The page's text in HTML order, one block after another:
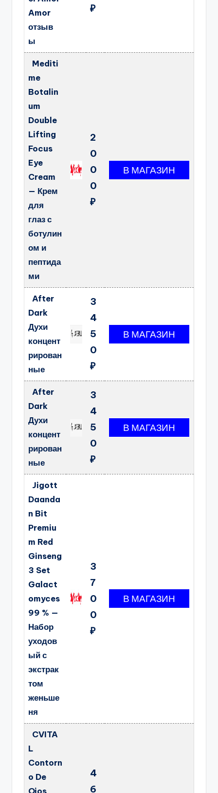
Amor
отзыв
ы
₽
Mediti
me
Botalin
um
Double
Lifting
Focus
Eye
Cream
— Крем
для
глаз с
ботулин
ом и
пептида
ми
2
0
0
0
₽
After
Dark
Духи
концент
рирован
ные
3
4
5
0
₽
After
Dark
Духи
концент
рирован
ные
3
4
5
0
₽
Jigott
Daanda
n Bit
Premiu
m Red
Ginseng
3 Set
Galact
omyces
99 % —
Набор
уходов
ый с
экстрак
том
женьше
ня
3
7
0
0
₽
CVITA
L
Contorn
o De
4
6